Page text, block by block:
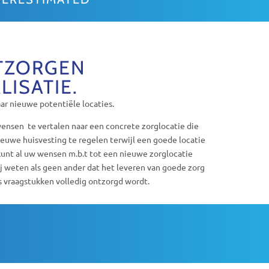
nieuwe potentiële locaties.
te vertalen naar een concrete zorglocatie die
huisvesting te regelen terwijl een goede locatie
al uw wensen m.b.t tot een nieuwe zorglocatie
als geen ander dat het leveren van goede zorg
vraagstukken volledig ontzorgd wordt.